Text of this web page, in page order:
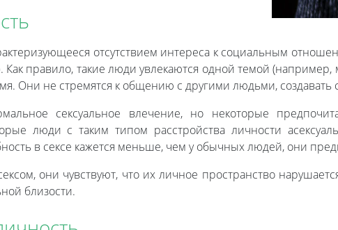
отсутствием интереса к социальным
правило, такие люди увлекаются одной темой
Они не стремятся к общению с другими людьми, создавать
сексуальное влечение, но некоторые
люди с таким типом расстройства личности
в сексе кажется меньше, чем у обычных людей, они
они чувствуют, что их личное пространство
близости.